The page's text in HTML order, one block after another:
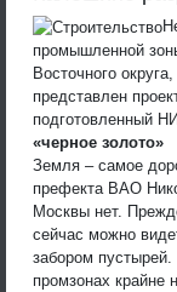
промышленной
Восточного
представлен
подготовленный
«черное золото»
Земля – самое
префекта ВАО
Москвы нет.
сейчас можно
забором
промзонах крайне